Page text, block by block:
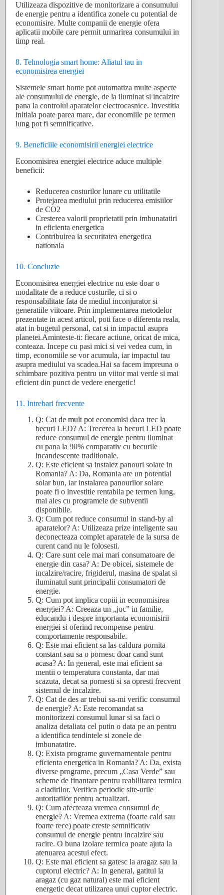
Utilizeaza dispozitive de monitorizare a consumului
de energie pentru a identifica zonele cu potential de
economisire. Multe companii de energie ofera
aplicatii mobile care permit urmarirea consumului in
timp real.
8. Tehnologia smart home: Aliatul tau in
economisirea energiei
Sistemele smart home pot automatiza multe aspecte
ale consumului de energie, de la iluminat si incalzire
pana la controlul aparatelor electrocasnice. Investitia
initiala poate parea mare, dar economiile pe termen
lung pot fi semnificative.
9. Beneficiile economisirii energiei electrice
Economisirea energiei electrice aduce multiple
beneficii:
Reducerea costurilor lunare cu utilitatile
Protejarea mediului prin reducerea emisiilor
de CO2
Cresterea valorii proprietatii prin imbunatatiri
in eficienta energetica
Contribuirea la securitatea energetica
nationala
10. Concluzie
Economisirea energiei electrice nu este doar o
modalitate de a reduce costurile, ci si o
responsabilitate fata de mediul inconjurator si
generatiile viitoare. Prin implementarea metodelor
prezentate in acest articol, poti face o diferenta reala,
atat in bugetul personal, cat si in impactul asupra
planetei.Aminteste-ti: fiecare actiune, oricat de mica,
conteaza. Incepe cu pasi mici si vei vedea cum, in
timp, economiile se vor acumula, iar impactul tau
asupra mediului va scadea.Hai sa facem impreuna o
schimbare pozitiva pentru un viitor mai verde si mai
eficient din punct de vedere energetic!
11. Intrebari frecvente
Q: Cat de mult pot economisi daca trec la
becuri LED? A: Trecerea la becuri LED poate
reduce consumul de energie pentru iluminat
cu pana la 90% comparativ cu becurile
incandescente traditionale.
Q: Este eficient sa instalez panouri solare in
Romania? A: Da, Romania are un potential
solar bun, iar instalarea panourilor solare
poate fi o investitie rentabila pe termen lung,
mai ales cu programele de subventii
disponibile.
Q: Cum pot reduce consumul in stand-by al
aparatelor? A: Utilizeaza prize inteligente sau
deconecteaza complet aparatele de la sursa de
curent cand nu le folosesti.
Q: Care sunt cele mai mari consumatoare de
energie din casa? A: De obicei, sistemele de
incalzire/racire, frigiderul, masina de spalat si
iluminatul sunt principalii consumatori de
energie.
Q: Cum pot implica copiii in economisirea
energiei? A: Creeaza un „joc” in familie,
educandu-i despre importanta economisirii
energiei si oferind recompense pentru
comportamente responsabile.
Q: Este mai eficient sa las caldura pornita
constant sau sa o pornesc doar cand sunt
acasa? A: In general, este mai eficient sa
mentii o temperatura constanta, dar mai
scazuta, decat sa pornesti si sa opresti frecvent
sistemul de incalzire.
Q: Cat de des ar trebui sa-mi verific consumul
de energie? A: Este recomandat sa
monitorizezi consumul lunar si sa faci o
analiza detaliata cel putin o data pe an pentru
a identifica tendintele si zonele de
imbunatatire.
Q: Exista programe guvernamentale pentru
eficienta energetica in Romania? A: Da, exista
diverse programe, precum „Casa Verde” sau
scheme de finantare pentru reabilitarea termica
a cladirilor. Verifica periodic site-urile
autoritatilor pentru actualizari.
Q: Cum afecteaza vremea consumul de
energie? A: Vremea extrema (foarte cald sau
foarte rece) poate creste semnificativ
consumul de energie pentru incalzire sau
racire. O buna izolare termica poate ajuta la
atenuarea acestui efect.
Q: Este mai eficient sa gatesc la aragaz sau la
cuptorul electric? A: In general, gatitul la
aragaz (cu gaz natural) este mai eficient
energetic decat utilizarea unui cuptor electric.